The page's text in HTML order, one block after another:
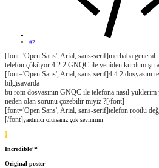
#2
[font='Open Sans', Arial, sans-serif]merhaba general
telefon çöküyor 4.2.2 GNQC ile yeniden kurdum şu
[font='Open Sans', Arial, sans-serif]4.4.2 dosyasını
bilgisayarda
bu rom dosyasının GNQC ile telefona nasıl
neden olan sorunu çözebilir miyiz ?[/font]
[font='Open Sans', Arial, sans-serif]telefon rootlu
[/font]yardımcı olursanız çok sevinirim
I
Incredible™
Original poster